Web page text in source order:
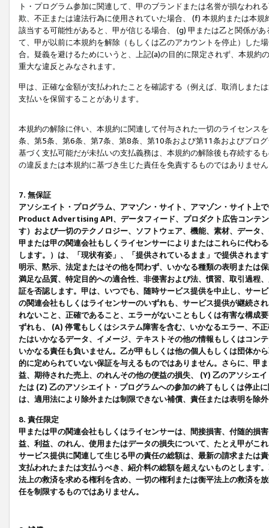
ト・プログラム参加に関連して、甲のブランドまたは名誉が損なわれ
欺、不正または違法行為に使用されていた場合、 (f) 本規約または本
該当する可能性があると、甲が信じる場合、 (g) 甲または乙と関係が
て、甲が以前に本規約を解除（もしくは乙のアカウントを停止）した
合。疑義を避けるためにいうと、上記(a)の目的に限定されず、本規
重大な違反とみなされます。
甲は、正確な金額が支払われたことを確認する（例えば、取消しまた
支払いを保留することがあります。
本規約の解除に伴い、本規約に関連して付与された一切のライセンス
条、第5条、第6条、第7条、第8条、第10条および第11条およびプロ
基づく支払可能だが未払いの支払義務は、本規約の解除後も存続する
の違反または本規約に基づき生じた責任を免責するものではありませ
7. 無保証
アソシエイト・プログラム、アマゾン・サイト、アマゾン・サイト上
Product Advertising API、データフィード、プロダクト広告コンテ
す）および一切のテクノロジー、ソフトウェア、機能、素材、データ
甲または甲の関連会社もしくライセンサーによりまたはこれらに代わ
します。）は、「現状有姿」、「提供されているまま」で提供されま
明示、黙示、法定またはその他を問わず、いかなる種類の表明または
満足な品質、特定目的への適合性、非侵害および法、慣習、取引過程
証を否認します。甲は、いつでも、随時サービス提供を中止し、サー
の関連会社もしくはライセンサーのいずれも、サービス提供が継続さ
れないこと、正確であること、エラーがないこともしくは有害な構成
ずれも、 (A) 停電もしくはシステム障害を含む、いかなるエラー、不
たはいかなるデータ、イメージ、テキストその他の情報もしくはコン
いかなる責任も負いません。乙が甲もしくは他の個人もしくは団体か
的に定められていない保証を与えるものではありません。さらに、甲
益、期待された売上、のれんその他の便益の損失、 (Y) 乙のアソシエ
たは (Z) 乙のアソシエイト・プログラムへの参加の終了もしくは停止
は、適用法により除外または制限できない補償、責任または表明を除
8. 責任限定
甲または甲の関連会社もしくはライセンサーは、間接損害、付随的損
益、利益、のれん、使用またはデータの損失について、たとえ甲がこ
サービス提供に関連して生じる甲の責任の総額は、最新の請求または
支払われたまたは支払うべき、紹介料の総額を超えないものとします
法上の救済を求める権利を含め、一切の権利または衡平法上の救済を
任を制限するものではありません。